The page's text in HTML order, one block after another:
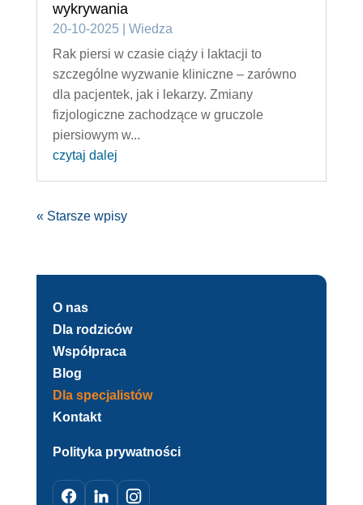
wykrywania
20-10-2025
Wiedza
Rak piersi w czasie ciąży i laktacji to
szczególne wyzwanie kliniczne – zarówno
dla pacjentek, jak i lekarzy. Zmiany
fizjologiczne zachodzące w gruczole
piersiowym w...
czytaj dalej
« Starsze wpisy
O nas
Dla rodziców
Współpraca
Blog
Dla specjalistów
Kontakt
Polityka prywatności